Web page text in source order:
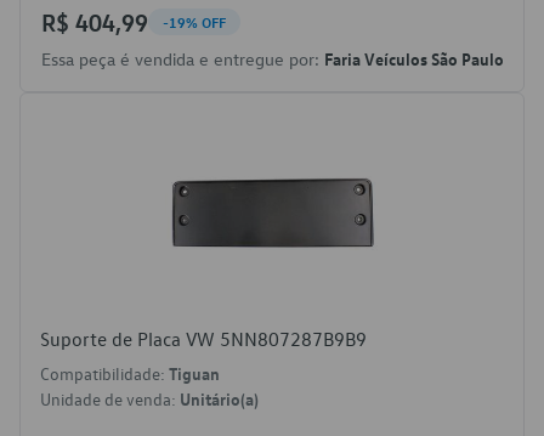
R$ 404,99 -19% OFF
Essa peça é vendida e entregue por: Faria Veículos São Paulo
Suporte de Placa VW 5NN807287B9B9
Compatibilidade: Tiguan
Unidade de venda: Unitário(a)